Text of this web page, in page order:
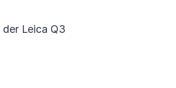
Leica Q3